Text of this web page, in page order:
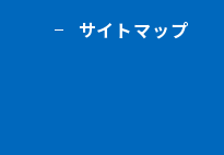
サイトマップ